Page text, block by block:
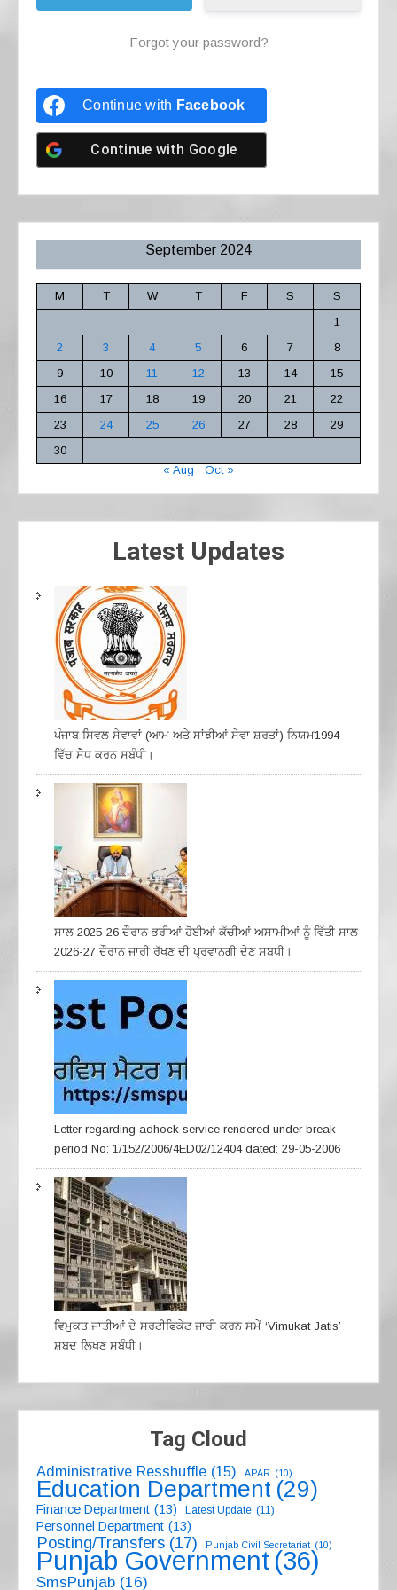
Forgot your password?
Continue with Facebook
Continue with Google
September 2024
M T W T F S
S
1
2
3 4 5 6 7
8
9
10 11 12 13 14
15
16
17 18 19 20 21
22
23
24 25 26 27 28
29
30
« Aug
Oct »
Latest Updates
ਪੰਜਾਬ ਸਿਵਲ ਸੇਵਾਵਾਂ (ਆਮ ਅਤੇ ਸਾਂਝੀਆਂ ਸੇਵਾ ਸ਼ਰਤਾਂ) ਨਿਯਮ1994
ਵਿੱਚ ਸੇੋਧ ਕਰਨ ਸਬੰਧੀ।
ਸਾਲ 2025-26 ਦੌਰਾਨ ਭਰੀਆਂ ਹੋਈਆਂ ਕੱਚੀਆਂ ਅਸਾਮੀਆਂ ਨੂੰ ਵਿੱਤੀ ਸਾਲ
2026-27 ਦੌਰਾਨ ਜਾਰੀ ਰੱਖਣ ਦੀ ਪ੍ਰਵਾਨਗੀ ਦੇਣ ਸਬਧੀ।
Letter regarding adhock service rendered under break
period No: 1/152/2006/4ED02/12404 dated: 29-05-2006
ਵਿਮੁਕਤ ਜਾਤੀਆਂ ਦੇ ਸਰਟੀਫਿਕੇਟ ਜਾਰੀ ਕਰਨ ਸਮੇਂ ‘Vimukat Jatis’
ਸ਼ਬਦ ਲਿਖਣ ਸਬੰਧੀ।
Tag Cloud
Administrative Resshuffle (15) APAR (10)
Education Department (29)
Finance Department (13) Latest Update (11)
Personnel Department (13)
Posting/Transfers (17) Punjab Civil Secretariat (10)
Punjab Government (36)
SmsPunjab (16)